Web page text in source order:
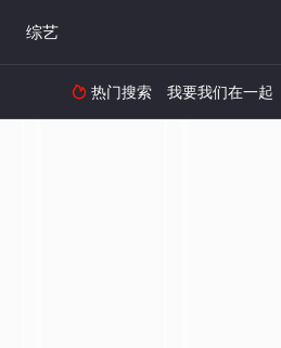
综艺
 热门搜索 我要我们在一起